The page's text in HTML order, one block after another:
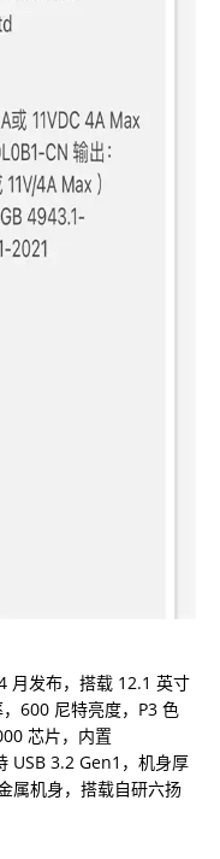
发布，搭载 12.1 英寸
600 尼特亮度，P3 色
芯片，内置
USB 3.2 Gen1，机身厚
属机身，搭载自研六扬